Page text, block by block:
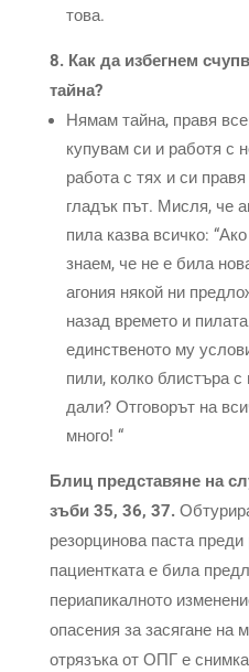
това.
8. Как да избегнем
тайна?
Нямам тайна, правя
купувам си и работя с
работа с тях и си
гладък път. Мисля, че
пила казва всичко:
знаем, че не е била
агония някой ни
назад времето и
единственото му
пили, колко блистъра
дали? Отговорът на
много! “
Блиц представяне на
зъби 35, 36, 37.
резорцинова паста
пациентката е била
периапикалното
опасения за засягане на
отрязъка от ОПГ е